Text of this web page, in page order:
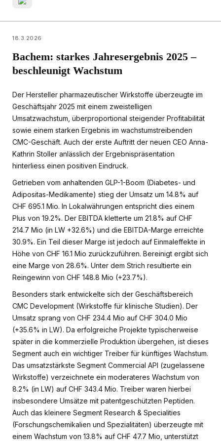
18.3.2026
Bachem: starkes Jahresergebnis 2025 –
beschleunigt Wachstum
Der Hersteller pharmazeutischer Wirkstoffe überzeugte im
Geschäftsjahr 2025 mit einem zweistelligen
Umsatzwachstum, überproportional steigender Profitabilität
sowie einem starken Ergebnis im wachstumstreibenden
CMC-Geschäft. Auch der erste Auftritt der neuen CEO Anna-
Kathrin Stoller anlässlich der Ergebnispräsentation
hinterliess einen positiven Eindruck.
Getrieben vom anhaltenden GLP-1-Boom (Diabetes- und
Adipositas-Medikamente) stieg der Umsatz um 14.8% auf
CHF 695.1 Mio. In Lokalwährungen entspricht dies einem
Plus von 19.2%. Der EBITDA kletterte um 21.8% auf CHF
214.7 Mio (in LW +32.6%) und die EBITDA-Marge erreichte
30.9%. Ein Teil dieser Marge ist jedoch auf Einmaleffekte in
Höhe von CHF 16.1 Mio zurückzuführen. Bereinigt ergibt sich
eine Marge von 28.6%. Unter dem Strich resultierte ein
Reingewinn von CHF 148.8 Mio (+23.7%).
Besonders stark entwickelte sich der Geschäftsbereich
CMC Development (Wirkstoffe für klinische Studien). Der
Umsatz sprang von CHF 234.4 Mio auf CHF 304.0 Mio
(+35.6% in LW). Da erfolgreiche Projekte typischerweise
später in die kommerzielle Produktion übergehen, ist dieses
Segment auch ein wichtiger Treiber für künftiges Wachstum.
Das umsatzstärkste Segment Commercial API (zugelassene
Wirkstoffe) verzeichnete ein moderateres Wachstum von
8.2% (in LW) auf CHF 343.4 Mio. Treiber waren hierbei
insbesondere Umsätze mit patentgeschützten Peptiden.
Auch das kleinere Segment Research & Specialities
(Forschungschemikalien und Spezialitäten) überzeugte mit
einem Wachstum von 13.8% auf CHF 47.7 Mio, unterstützt